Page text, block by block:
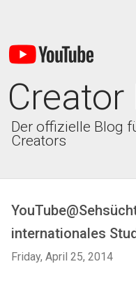
Creator
Der offizielle Blog
Creators
internationales
Friday, April 25, 2014